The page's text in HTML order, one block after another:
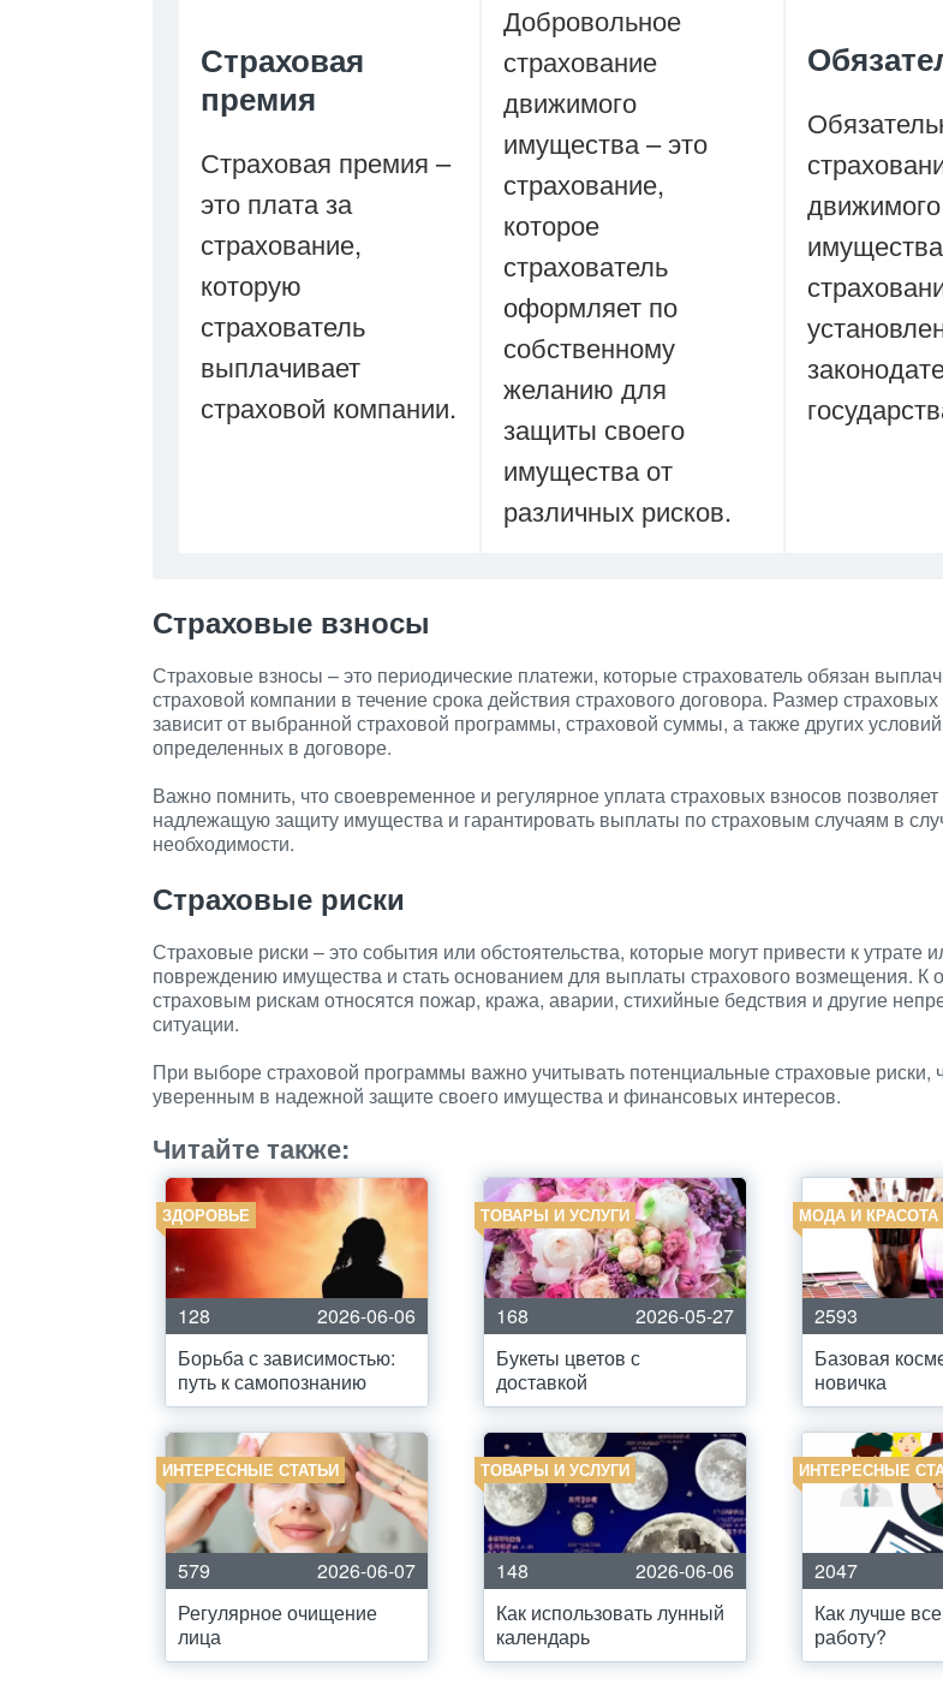
Страховая
премия
Страховая премия –
это плата за
страхование,
которую
страхователь
выплачивает
страховой компании.
Добровольное
страхование
движимого
имущества – это
страхование,
которое
страхователь
оформляет по
собственному
желанию для
защиты своего
имущества от
различных рисков.
движимого
Страховые взносы
Страховые взносы – это периодические платежи, которые страхователь обязан
страховой компании в течение срока действия страхового договора. Размер страховых
зависит от выбранной страховой программы, страховой суммы, а также других
определенных в договоре.
Важно помнить, что своевременное и регулярное уплата страховых взносов позволяет
надлежащую защиту имущества и гарантировать выплаты по страховым случаям в
необходимости.
Страховые риски
Страховые риски – это события или обстоятельства, которые могут привести к утрате
повреждению имущества и стать основанием для выплаты страхового возмещения. К
страховым рискам относятся пожар, кража, аварии, стихийные бедствия и другие
ситуации.
При выборе страховой программы важно учитывать потенциальные страховые риски,
уверенным в надежной защите своего имущества и финансовых интересов.
Читайте также:
ЗДОРОВЬЕ
128
2026-06-06
Борьба с зависимостью:
путь к самопознанию
ТОВАРЫ И УСЛУГИ
168
2026-05-27
Букеты цветов с
доставкой
МОДА И КРАСОТА
2593
Базовая
новичка
ИНТЕРЕСНЫЕ СТАТЬИ
579
2026-06-07
Регулярное очищение
лица
ТОВАРЫ И УСЛУГИ
148
2026-06-06
Как использовать лунный
календарь
ИНТЕРЕСНЫЕ
2047
Как лучше
работу?